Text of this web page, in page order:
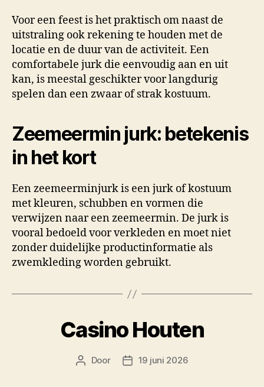
Voor een feest is het praktisch om naast de
uitstraling ook rekening te houden met de
locatie en de duur van de activiteit. Een
comfortabele jurk die eenvoudig aan en uit
kan, is meestal geschikter voor langdurig
spelen dan een zwaar of strak kostuum.
Zeemeermin jurk: betekenis
in het kort
Een zeemeerminjurk is een jurk of kostuum
met kleuren, schubben en vormen die
verwijzen naar een zeemeermin. De jurk is
vooral bedoeld voor verkleden en moet niet
zonder duidelijke productinformatie als
zwemkleding worden gebruikt.
Casino Houten
Berichtauteur
Door Berichtdatum
19 juni 2026